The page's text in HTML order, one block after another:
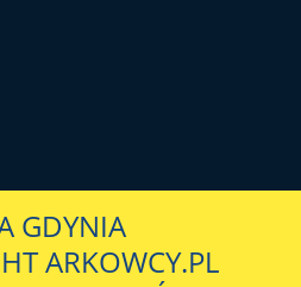
GDYNIA
ARKOWCY.PL